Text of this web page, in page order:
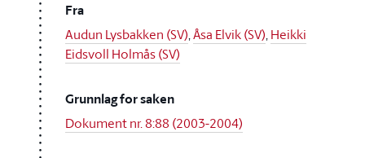
Fra
Audun Lysbakken (SV),Åsa Elvik (SV),Heikki
Eidsvoll Holmås (SV)
Grunnlag for saken
Dokument nr. 8:88 (2003-2004)